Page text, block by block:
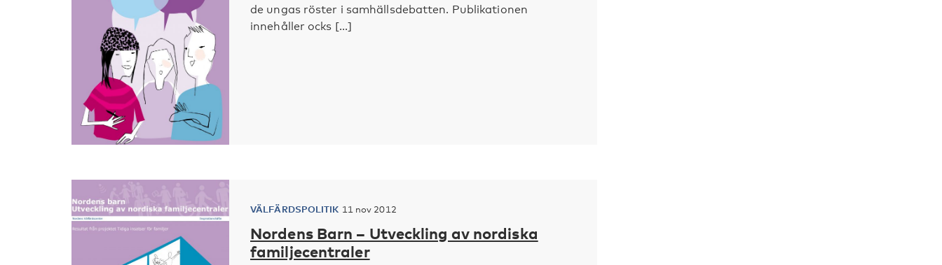
de ungas röster i samhällsdebatten. Publikationen
innehåller ocks [...]
VÄLFÄRDSPOLITIK 11 nov 2012
Nordens Barn – Utveckling av nordiska
familjecentraler